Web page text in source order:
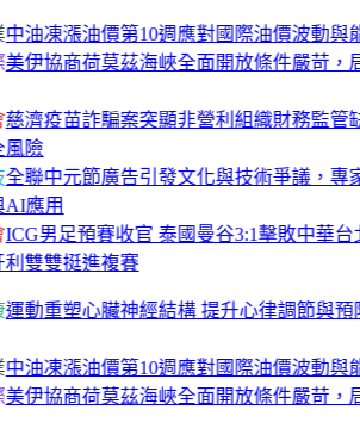
中油凍漲油價第10週應對國際油價波動與
美伊協商荷莫茲海峽全面開放條件嚴苛，
慈濟疫苗詐騙案突顯非營利組織財務監管
風險
全聯中元節廣告引發文化與技術爭議，專
AI應用
ICG男足預賽收官 泰國曼谷3:1擊敗中華台
利雙雙挺進複賽
運動重塑心臟神經結構 提升心律調節與預
中油凍漲油價第10週應對國際油價波動與
美伊協商荷莫茲海峽全面開放條件嚴苛，